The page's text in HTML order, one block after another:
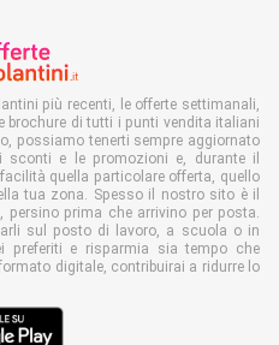
più recenti, le offerte settimanali,
brochure di tutti i punti vendita italiani
possiamo tenerti sempre aggiornato
e le promozioni e, durante il
quella particolare offerta, quello
tua zona. Spesso il nostro sito è il
prima che arrivino per posta.
sul posto di lavoro, a scuola o in
preferiti e risparmia sia tempo che
digitale, contribuirai a ridurre lo